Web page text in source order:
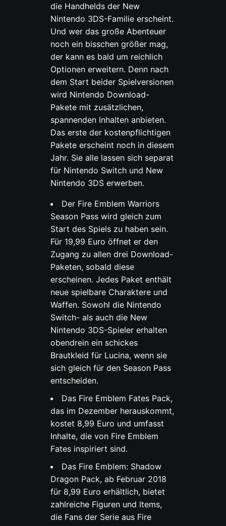
die Handhelds der New
Nintendo 3DS-Familie erscheint.
Und wer das große Abenteuer
noch ein bisschen größer mag,
der kann es bald um reichlich
Optionen erweitern. Denn nach
dem Start beider Spielversionen
wird Nintendo Download-
Pakete mit zusätzlichen,
spannenden Inhalten anbieten.
Das erste der kostenpflichtigen
Pakete erscheint noch in diesem
Jahr. Sie alle lassen sich separat
für Nintendo Switch und New
Nintendo 3DS erwerben.
Der Fire Emblem Warriors
Season Pass wird gleich zum
Start des Spiels zu haben sein.
Für 19,99 Euro öffnet er den
Zugang zu allen drei Download-
Paketen, sobald diese
erscheinen. Jedes Paket enthält
neue spielbare Charaktere und
Waffen. Sowohl die Nintendo
Switch- als auch die New
Nintendo 3DS-Spieler erhalten
obendrein ein schickes
Brautkleid für Lucina, wenn sie
sich gleich für den Season Pass
entscheiden.
Das Fire Emblem Fates Pack,
das im Dezember herauskommt,
kostet 8,99 Euro und umfasst
Inhalte, die von Fire Emblem
Fates inspiriert sind.
Das Fire Emblem: Shadow
Dragon Pack, ab Februar 2018
für 8,99 Euro erhältlich, bietet
zahlreiche Figuren und Items,
die Fans der Serie aus Fire